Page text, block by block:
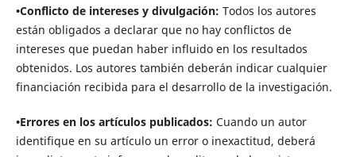
•Conflicto de intereses y divulgación: Todos los autores
están obligados a declarar que no hay conflictos de
intereses que puedan haber influido en los resultados
obtenidos. Los autores también deberán indicar cualquier
financiación recibida para el desarrollo de la investigación.
•Errores en los artículos publicados: Cuando un autor
identifique en su artículo un error o inexactitud, deberá